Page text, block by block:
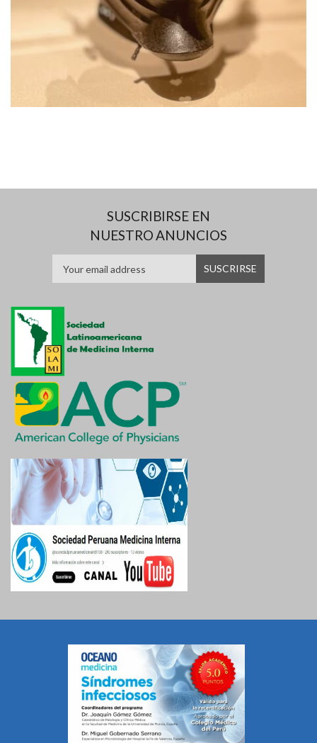
SUSCRIBIRSE EN
NUESTRO ANUNCIOS